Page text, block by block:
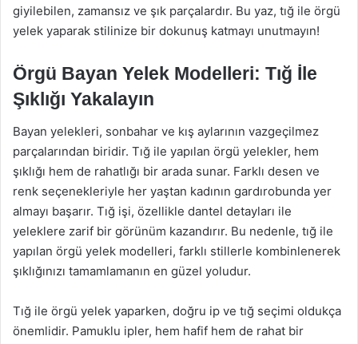
giyilebilen, zamansız ve şık parçalardır. Bu yaz, tığ ile örgü
yelek yaparak stilinize bir dokunuş katmayı unutmayın!
Örgü Bayan Yelek Modelleri: Tığ İle
Şıklığı Yakalayın
Bayan yelekleri, sonbahar ve kış aylarının vazgeçilmez
parçalarından biridir. Tığ ile yapılan örgü yelekler, hem
şıklığı hem de rahatlığı bir arada sunar. Farklı desen ve
renk seçenekleriyle her yaştan kadının gardırobunda yer
almayı başarır. Tığ işi, özellikle dantel detayları ile
yeleklere zarif bir görünüm kazandırır. Bu nedenle, tığ ile
yapılan örgü yelek modelleri, farklı stillerle kombinlenerek
şıklığınızı tamamlamanın en güzel yoludur.
Tığ ile örgü yelek yaparken, doğru ip ve tığ seçimi oldukça
önemlidir. Pamuklu ipler, hem hafif hem de rahat bir